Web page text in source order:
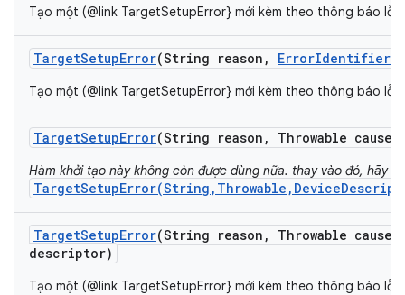
Tạo một (@link TargetSetupError} mới kèm theo thông báo lỗi
TargetSetupError(String reason , ErrorIdentifier
Tạo một (@link TargetSetupError} mới kèm theo thông báo lỗi
TargetSetupError(String reason , Throwable cause)
Hàm khởi tạo này không còn được dùng nữa. thay vào đó, hãy
TargetSetupError(String reason , Throwable cause
descriptor)
Tạo một (@link TargetSetupError} mới kèm theo thông báo lỗi